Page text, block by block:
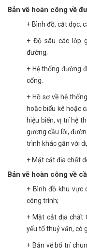
Bản vẽ hoàn công về
+ Bình đồ, cắt dọc,
+ Độ sâu các lớp
đường;
+ Hệ thống đường
cống.
+ Hồ sơ về hệ
hoặc biểu kê hoặc
hiệu biển, vị trí hệ
gương cầu lồi,
trình khác gắn với
+ Mặt cắt địa chất
Bản vẽ hoàn công về
+ Bình đồ khu vực
công trình;
+ Mặt cắt địa chất
yếu tố thuỷ văn, có
+ Bản vẽ bố trí